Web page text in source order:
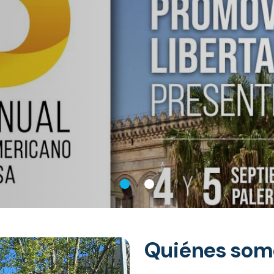
y promoción del derecho a la
Quiénes